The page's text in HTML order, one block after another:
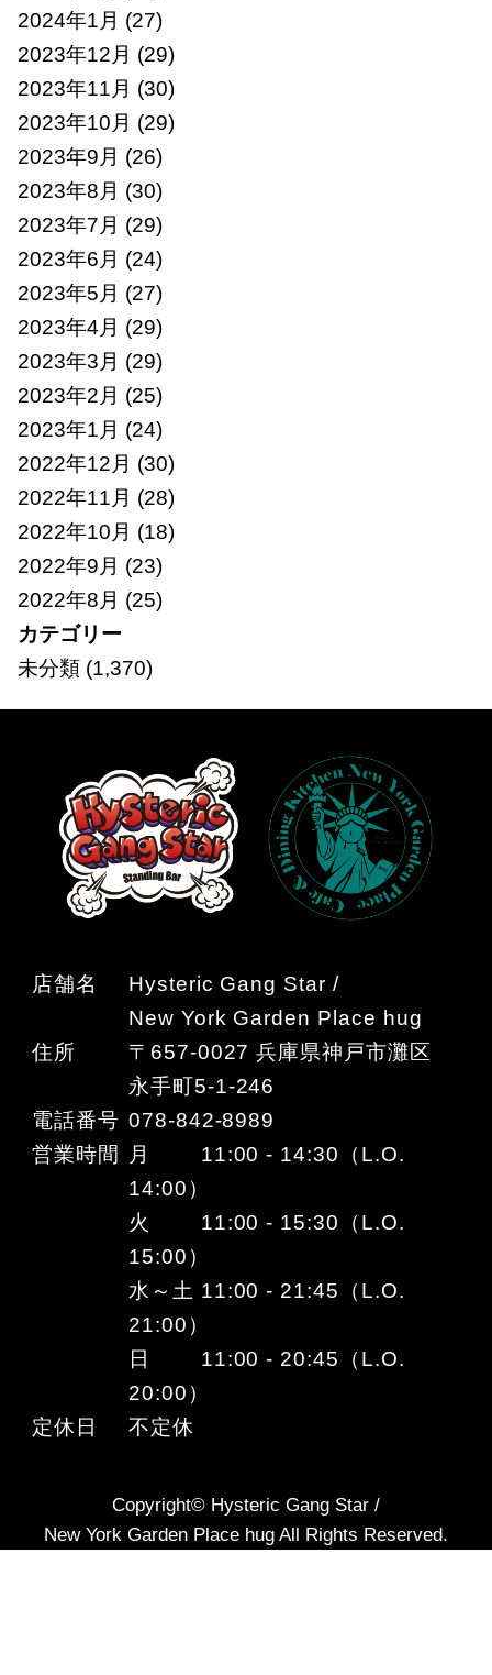
2024年1月 (27)
2023年12月 (29)
2023年11月 (30)
2023年10月 (29)
2023年9月 (26)
2023年8月 (30)
2023年7月 (29)
2023年6月 (24)
2023年5月 (27)
2023年4月 (29)
2023年3月 (29)
2023年2月 (25)
2023年1月 (24)
2022年12月 (30)
2022年11月 (28)
2022年10月 (18)
2022年9月 (23)
2022年8月 (25)
カテゴリー
未分類(1,370)
店舗名
Hysteric Gang Star /
New York Garden Place hug
住所
〒657-0027 兵庫県神戸市灘区
永手町5-1-246
電話番号 078-842-8989
営業時間
月 11:00 - 14:30（L.O.
14:00）
火 11:00 - 15:30（L.O.
15:00）
水～土 11:00 - 21:45（L.O.
21:00）
日 11:00 - 20:45（L.O.
20:00）
定休日
不定休
Copyright© Hysteric Gang Star /
New York Garden Place hug All Rights Reserved.